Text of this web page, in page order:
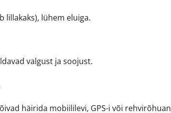
lillakaks), lühem eluiga.
valgust ja soojust.
häirida mobiililevi, GPS-i või